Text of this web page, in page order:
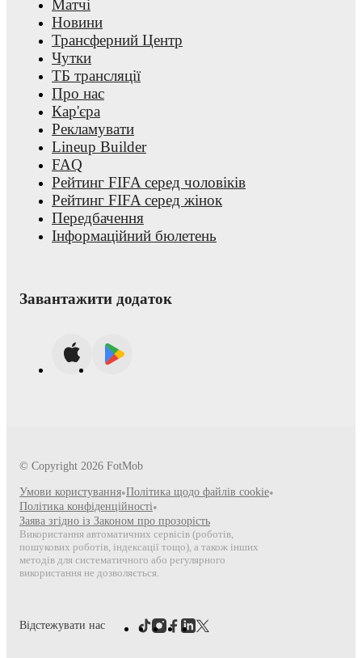
Матчі
Новини
Трансферний Центр
Чутки
ТБ трансляції
Про нас
Кар'єра
Рекламувати
Lineup Builder
FAQ
Рейтинг FIFA серед чоловіків
Рейтинг FIFA серед жінок
Передбачення
Інформаційний бюлетень
Завантажити додаток
© Copyright 2026 FotMob
Умови користування•Політика щодо файлів cookie•
Політика конфіденційності•
Заява згідно із Законом про прозорість
Використання автоматичних сервісів (роботів,
пошукових роботів, індексації тощо), а також інших
методів для систематичного або регулярного
використання не дозволяється.
Відстежувати нас